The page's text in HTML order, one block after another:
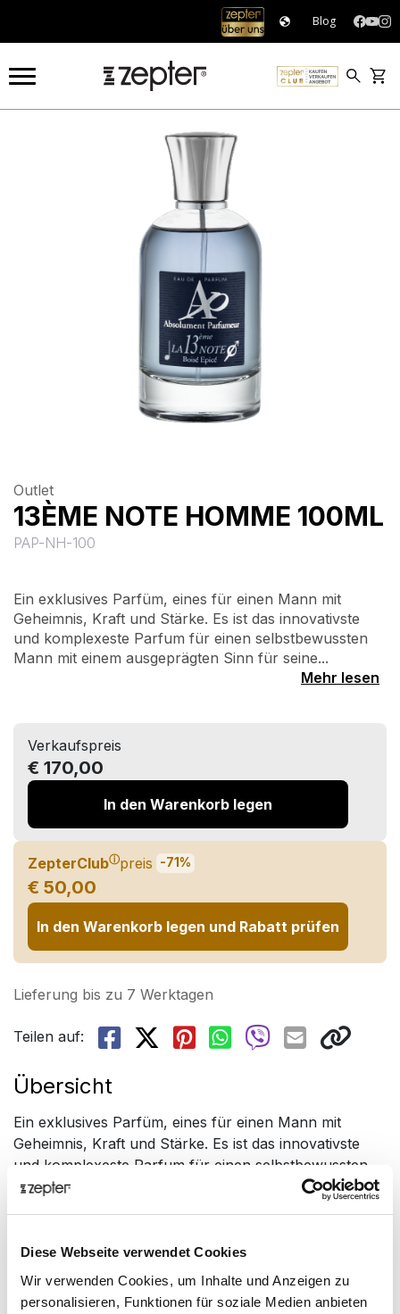
Diese Webseite verwendet Cookies
Wir verwenden Cookies, um Inhalte und Anzeigen zu
personalisieren, Funktionen für soziale Medien anbieten
Blog
Outlet
13ÈME NOTE HOMME 100ML
PAP-NH-100
Ein exklusives Parfüm, eines für einen Mann mit
Geheimnis, Kraft und Stärke. Es ist das innovativste
und komplexeste Parfum für einen selbstbewussten
Mann mit einem ausgeprägten Sinn für seine...
Mehr lesen
Verkaufspreis
€ 170,00
In den Warenkorb legen
ZepterClubⓘpreis -71%
€ 50,00
In den Warenkorb legen und Rabatt prüfen
Lieferung bis zu 7 Werktagen
Teilen auf:
Übersicht
Ein exklusives Parfüm, eines für einen Mann mit
Geheimnis, Kraft und Stärke. Es ist das innovativste
und komplexeste Parfum für einen selbstbewussten
Mann mit einem ausgeprägten Sinn für seine
Raffinesse dieses Parfums zu entfalten, lassen Sie es
fünf Minuten lang mit der Chemie Ihrer eigenen Haut
verschmelzen, bevor Sie es riechen.